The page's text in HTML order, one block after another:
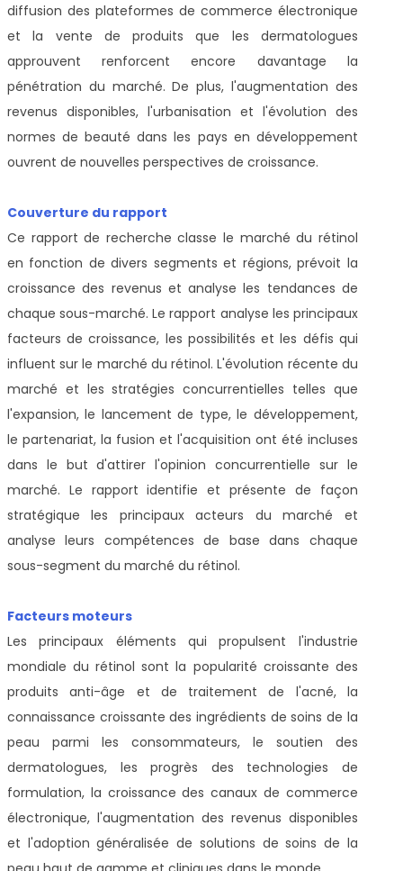
diffusion des plateformes de commerce électronique
et la vente de produits que les dermatologues
approuvent renforcent encore davantage la
pénétration du marché. De plus, l'augmentation des
revenus disponibles, l'urbanisation et l'évolution des
normes de beauté dans les pays en développement
ouvrent de nouvelles perspectives de croissance.
Couverture du rapport
Ce rapport de recherche classe le marché du rétinol
en fonction de divers segments et régions, prévoit la
croissance des revenus et analyse les tendances de
chaque sous-marché. Le rapport analyse les principaux
facteurs de croissance, les possibilités et les défis qui
influent sur le marché du rétinol. L'évolution récente du
marché et les stratégies concurrentielles telles que
l'expansion, le lancement de type, le développement,
le partenariat, la fusion et l'acquisition ont été incluses
dans le but d'attirer l'opinion concurrentielle sur le
marché. Le rapport identifie et présente de façon
stratégique les principaux acteurs du marché et
analyse leurs compétences de base dans chaque
sous-segment du marché du rétinol.
Facteurs moteurs
Les principaux éléments qui propulsent l'industrie
mondiale du rétinol sont la popularité croissante des
produits anti-âge et de traitement de l'acné, la
connaissance croissante des ingrédients de soins de la
peau parmi les consommateurs, le soutien des
dermatologues, les progrès des technologies de
formulation, la croissance des canaux de commerce
électronique, l'augmentation des revenus disponibles
et l'adoption généralisée de solutions de soins de la